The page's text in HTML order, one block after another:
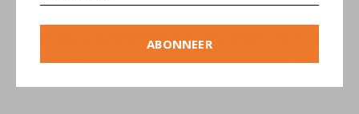
ABONNEER
verder nog vragen hebben over dit product of over iets
anders, neem dan contact op met onzeklantenservice